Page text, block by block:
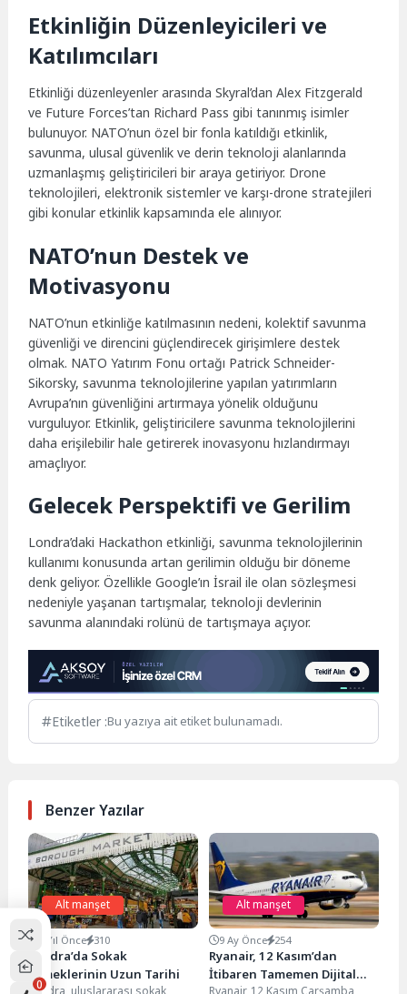
Etkinliğin Düzenleyicileri ve
Katılımcıları
Etkinliği düzenleyenler arasında Skyral’dan Alex Fitzgerald
ve Future Forces’tan Richard Pass gibi tanınmış isimler
bulunuyor. NATO’nun özel bir fonla katıldığı etkinlik,
savunma, ulusal güvenlik ve derin teknoloji alanlarında
uzmanlaşmış geliştiricileri bir araya getiriyor. Drone
teknolojileri, elektronik sistemler ve karşı-drone stratejileri
gibi konular etkinlik kapsamında ele alınıyor.
NATO’nun Destek ve
Motivasyonu
NATO’nun etkinliğe katılmasının nedeni, kolektif savunma
güvenliği ve direncini güçlendirecek girişimlere destek
olmak. NATO Yatırım Fonu ortağı Patrick Schneider-
Sikorsky, savunma teknolojilerine yapılan yatırımların
Avrupa’nın güvenliğini artırmaya yönelik olduğunu
vurguluyor. Etkinlik, geliştiricilere savunma teknolojilerini
daha erişilebilir hale getirerek inovasyonu hızlandırmayı
amaçlıyor.
Gelecek Perspektifi ve Gerilim
Londra’daki Hackathon etkinliği, savunma teknolojilerinin
kullanımı konusunda artan gerilimin olduğu bir döneme
denk geliyor. Özellikle Google’ın İsrail ile olan sözleşmesi
nedeniyle yaşanan tartışmalar, teknoloji devlerinin
savunma alanındaki rolünü de tartışmaya açıyor.
Etiketler :Bu yazıya ait etiket bulunamadı.
Benzer Yazılar
Alt manşet
2 Yıl Önce 310
Londra’da Sokak
Yemeklerinin Uzun Tarihi
Londra, uluslararası sokak
Alt manşet
9 Ay Önce 254
Ryanair, 12 Kasım’dan
İtibaren Tamemen Dijital
Ryanair, 12 Kasım Çarşamba
0